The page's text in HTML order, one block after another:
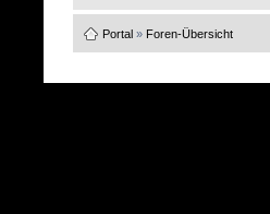
Portal » Foren-Übersicht